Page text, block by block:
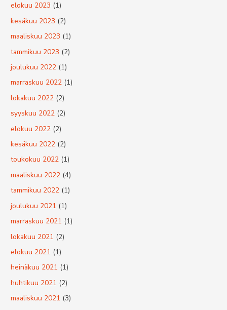
elokuu 2023 (1)
kesäkuu 2023 (2)
maaliskuu 2023 (1)
tammikuu 2023 (2)
joulukuu 2022 (1)
marraskuu 2022 (1)
lokakuu 2022 (2)
syyskuu 2022 (2)
elokuu 2022 (2)
kesäkuu 2022 (2)
toukokuu 2022 (1)
maaliskuu 2022 (4)
tammikuu 2022 (1)
joulukuu 2021 (1)
marraskuu 2021 (1)
lokakuu 2021 (2)
elokuu 2021 (1)
heinäkuu 2021 (1)
huhtikuu 2021 (2)
maaliskuu 2021 (3)